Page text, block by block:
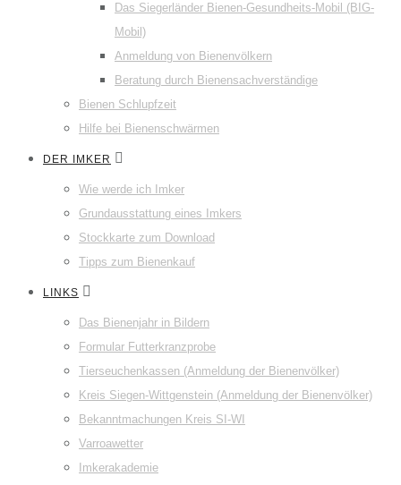
Das Siegerländer Bienen-Gesundheits-Mobil (BIG-
Mobil)
Anmeldung von Bienenvölkern
Beratung durch Bienensachverständige
Bienen Schlupfzeit
Hilfe bei Bienenschwärmen
DER IMKER
Wie werde ich Imker
Grundausstattung eines Imkers
Stockkarte zum Download
Tipps zum Bienenkauf
LINKS
Das Bienenjahr in Bildern
Formular Futterkranzprobe
Tierseuchenkassen (Anmeldung der Bienenvölker)
Kreis Siegen-Wittgenstein (Anmeldung der Bienenvölker)
Bekanntmachungen Kreis SI-WI
Varroawetter
Imkerakademie